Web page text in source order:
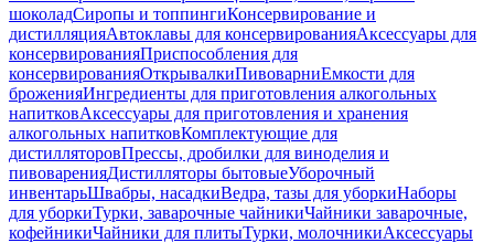
шоколадСиропы и топпингиКонсервирование и
дистилляцияАвтоклавы для консервированияАксессуары для
консервированияПриспособления для
консервированияОткрывалкиПивоварниЕмкости для
броженияИнгредиенты для приготовления алкогольных
напитковАксессуары для приготовления и хранения
алкогольных напитковКомплектующие для
дистилляторовПрессы, дробилки для виноделия и
пивоваренияДистилляторы бытовыеУборочный
инвентарьШвабры, насадкиВедра, тазы для уборкиНаборы
для уборкиТурки, заварочные чайникиЧайники заварочные,
кофейникиЧайники для плитыТурки, молочникиАксессуары